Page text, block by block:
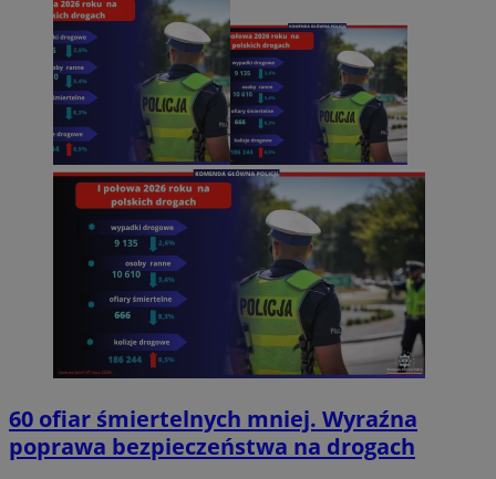
60 ofiar śmiertelnych mniej. Wyraźna
poprawa bezpieczeństwa na drogach